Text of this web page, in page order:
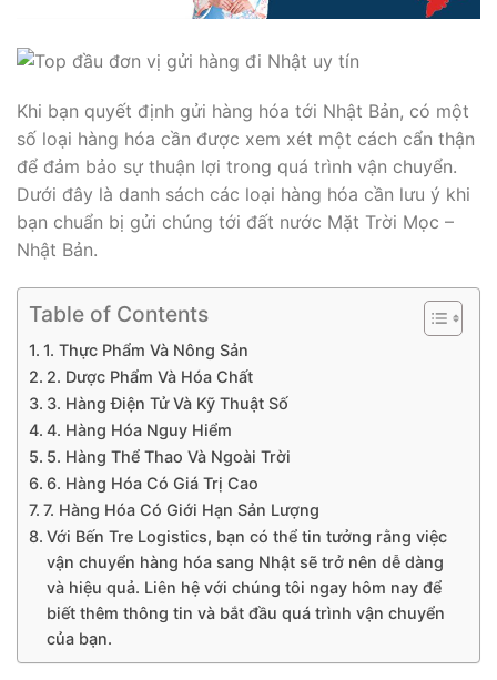
Khi bạn quyết định gửi hàng hóa tới Nhật Bản, có một
số loại hàng hóa cần được xem xét một cách cẩn thận
để đảm bảo sự thuận lợi trong quá trình vận chuyển.
Dưới đây là danh sách các loại hàng hóa cần lưu ý khi
bạn chuẩn bị gửi chúng tới đất nước Mặt Trời Mọc –
Nhật Bản.
Table of Contents
1. Thực Phẩm Và Nông Sản
2. Dược Phẩm Và Hóa Chất
3. Hàng Điện Tử Và Kỹ Thuật Số
4. Hàng Hóa Nguy Hiểm
5. Hàng Thể Thao Và Ngoài Trời
6. Hàng Hóa Có Giá Trị Cao
7. Hàng Hóa Có Giới Hạn Sản Lượng
Với Bến Tre Logistics, bạn có thể tin tưởng rằng việc
vận chuyển hàng hóa sang Nhật sẽ trở nên dễ dàng
và hiệu quả. Liên hệ với chúng tôi ngay hôm nay để
biết thêm thông tin và bắt đầu quá trình vận chuyển
của bạn.